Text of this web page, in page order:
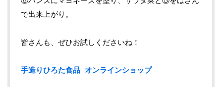
で出来上がり。
皆さんも、ぜひお試しくださいね！
手造りひろた食品 オンラインショップ